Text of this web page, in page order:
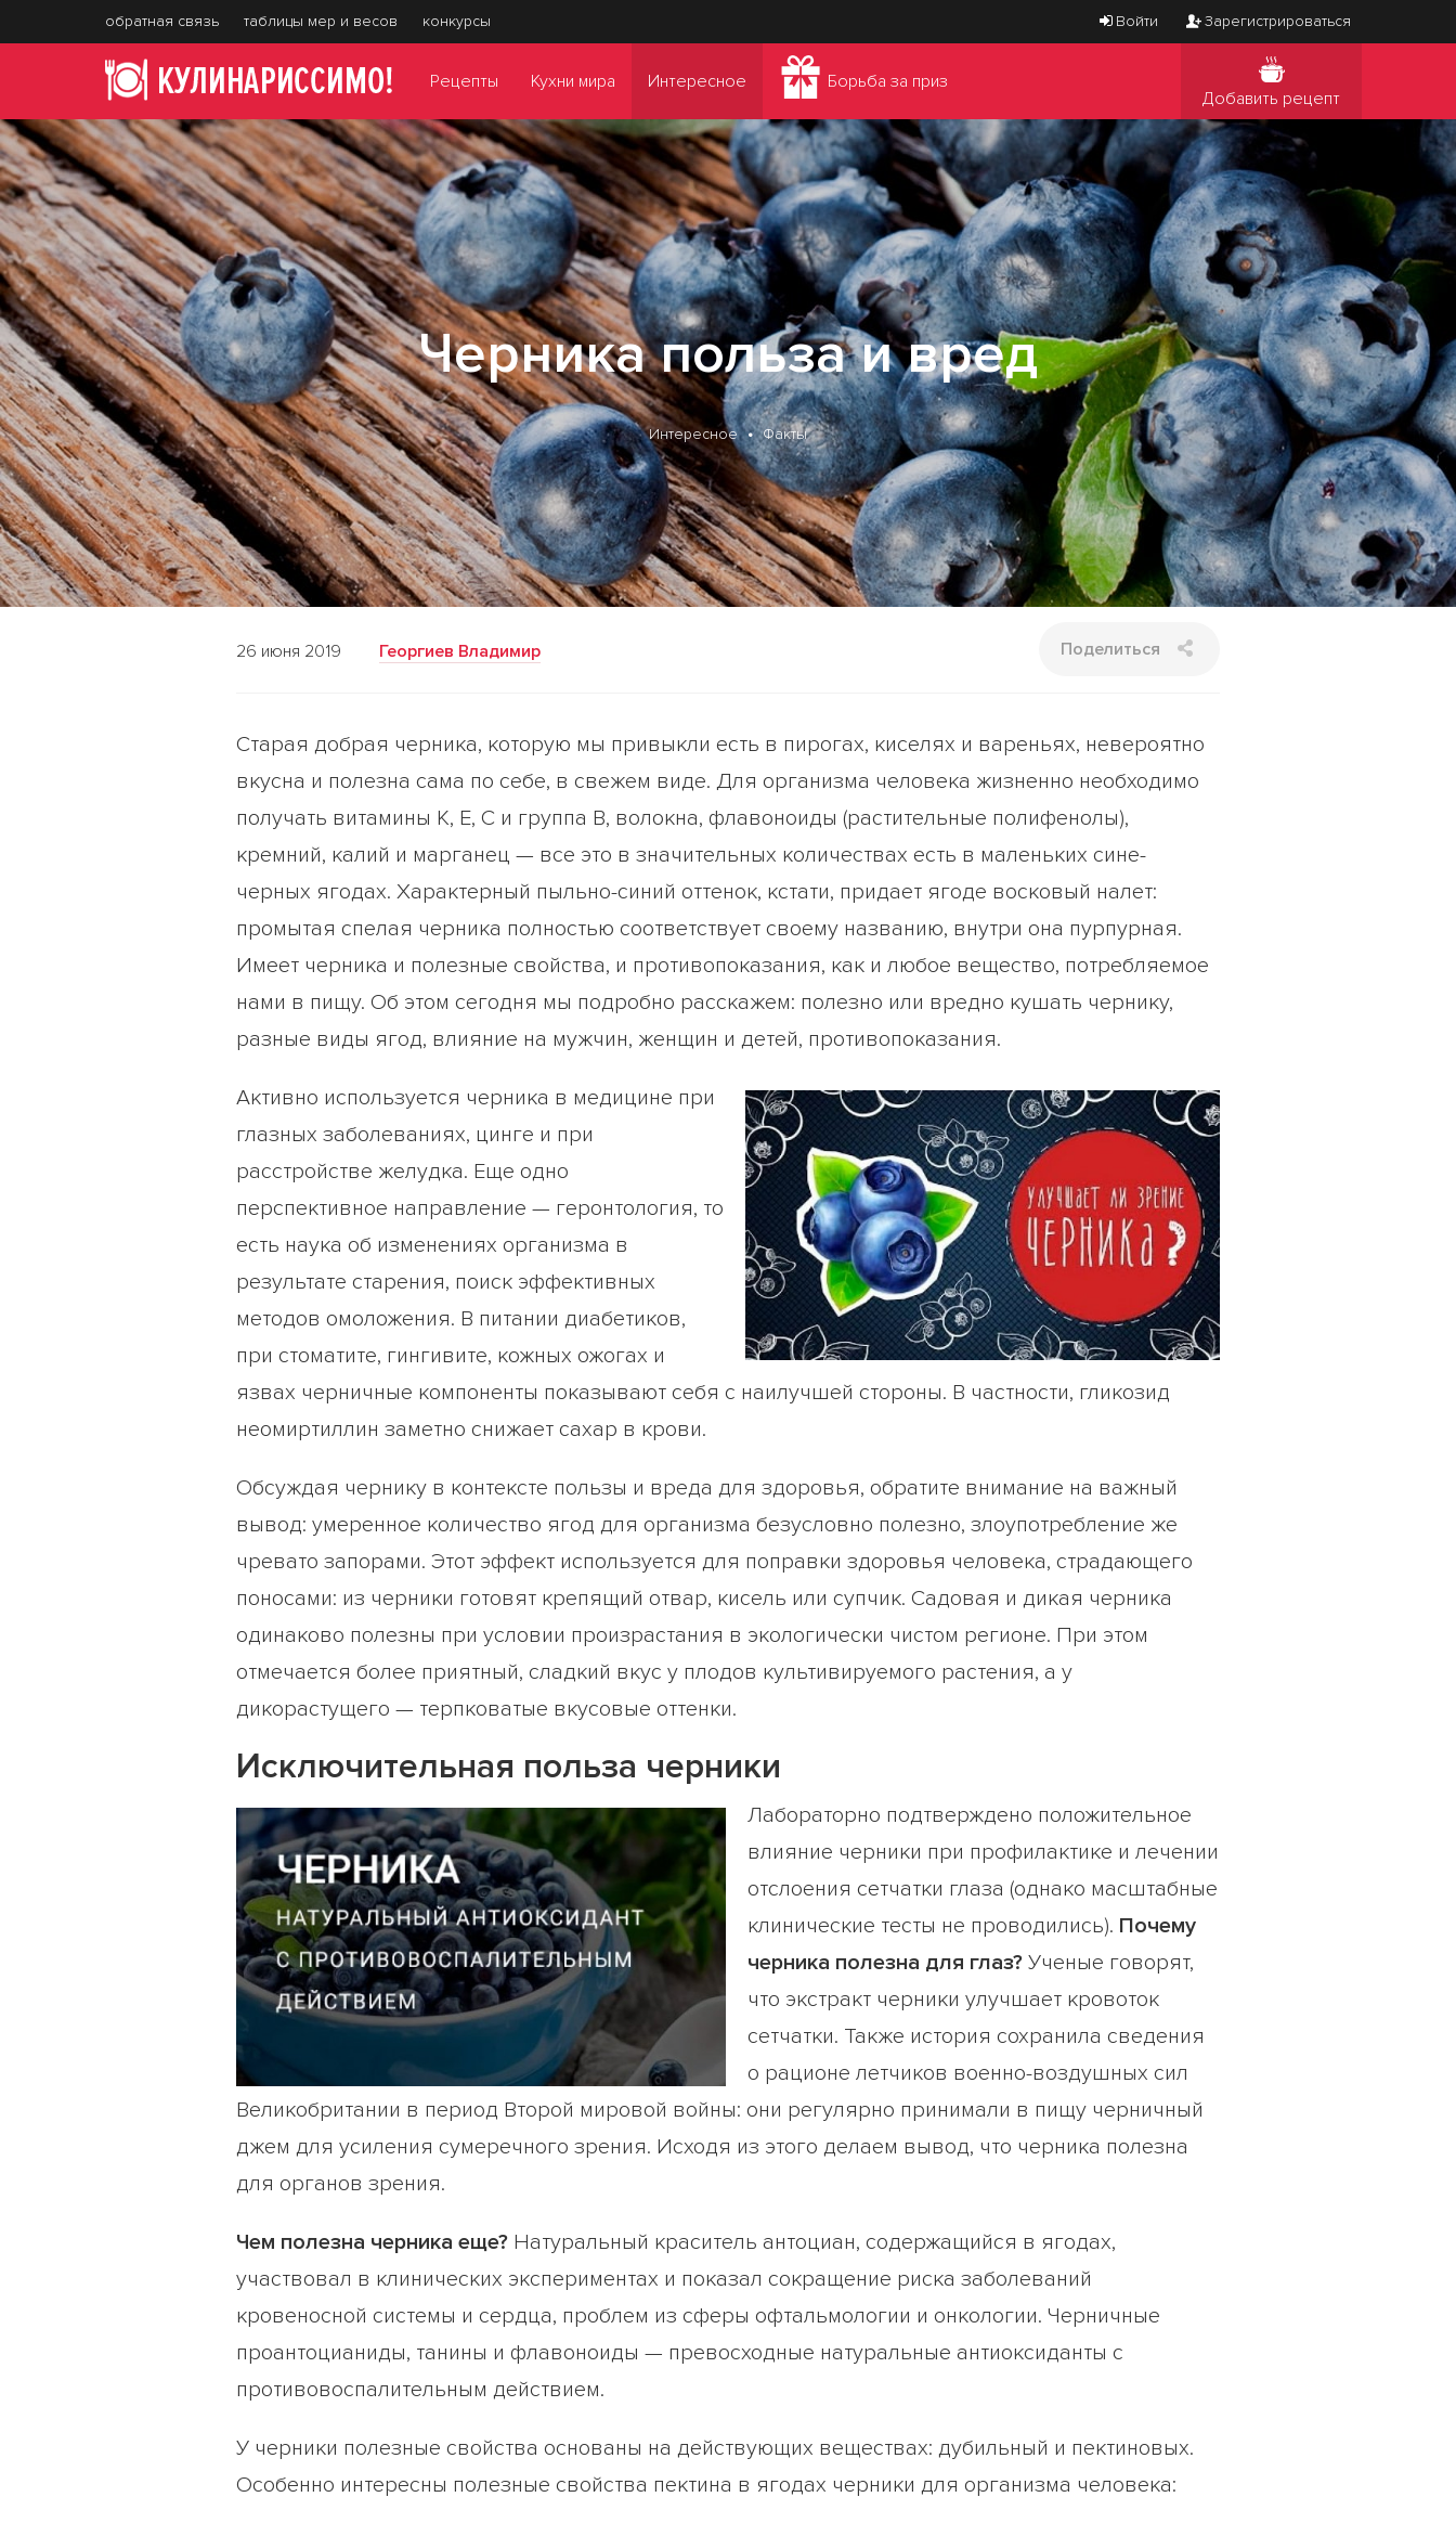
обратная связь таблицы мер и весов конкурсы Войти Зарегистрироваться
Рецепты Кухни мира Интересное
Борьба за приз
Добавить рецепт
Черника польза и вред
Интересное Факты
26 июня 2019 Георгиев Владимир Поделиться
Старая добрая черника, которую мы привыкли есть в пирогах, киселях и вареньях, невероятно
вкусна и полезна сама по себе, в свежем виде. Для организма человека жизненно необходимо
получать витамины К, Е, С и группа В, волокна, флавоноиды (растительные полифенолы),
кремний, калий и марганец — все это в значительных количествах есть в маленьких сине-
черных ягодах. Характерный пыльно-синий оттенок, кстати, придает ягоде восковый налет:
промытая спелая черника полностью соответствует своему названию, внутри она пурпурная.
Имеет черника и полезные свойства, и противопоказания, как и любое вещество, потребляемое
нами в пищу. Об этом сегодня мы подробно расскажем: полезно или вредно кушать чернику,
разные виды ягод, влияние на мужчин, женщин и детей, противопоказания.
Активно используется черника в медицине при
глазных заболеваниях, цинге и при
расстройстве желудка. Еще одно
перспективное направление — геронтология, то
есть наука об изменениях организма в
результате старения, поиск эффективных
методов омоложения. В питании диабетиков,
при стоматите, гингивите, кожных ожогах и
язвах черничные компоненты показывают себя с наилучшей стороны. В частности, гликозид
неомиртиллин заметно снижает сахар в крови.
Обсуждая чернику в контексте пользы и вреда для здоровья, обратите внимание на важный
вывод: умеренное количество ягод для организма безусловно полезно, злоупотребление же
чревато запорами. Этот эффект используется для поправки здоровья человека, страдающего
поносами: из черники готовят крепящий отвар, кисель или супчик. Садовая и дикая черника
одинаково полезны при условии произрастания в экологически чистом регионе. При этом
отмечается более приятный, сладкий вкус у плодов культивируемого растения, а у
дикорастущего — терпковатые вкусовые оттенки.
Исключительная польза черники
Лабораторно подтверждено положительное
влияние черники при профилактике и лечении
отслоения сетчатки глаза (однако масштабные
клинические тесты не проводились). Почему
черника полезна для глаз? Ученые говорят,
что экстракт черники улучшает кровоток
сетчатки. Также история сохранила сведения
о рационе летчиков военно-воздушных сил
Великобритании в период Второй мировой войны: они регулярно принимали в пищу черничный
джем для усиления сумеречного зрения. Исходя из этого делаем вывод, что черника полезна
для органов зрения.
Чем полезна черника еще? Натуральный краситель антоциан, содержащийся в ягодах,
участвовал в клинических экспериментах и показал сокращение риска заболеваний
кровеносной системы и сердца, проблем из сферы офтальмологии и онкологии. Черничные
проантоцианиды, танины и флавоноиды — превосходные натуральные антиоксиданты с
противовоспалительным действием.
У черники полезные свойства основаны на действующих веществах: дубильный и пектиновых.
Особенно интересны полезные свойства пектина в ягодах черники для организма человека: